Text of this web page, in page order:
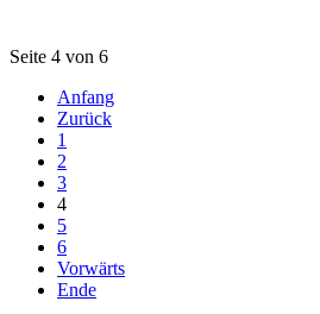
Seite 4 von 6
Anfang
Zurück
1
2
3
4
5
6
Vorwärts
Ende